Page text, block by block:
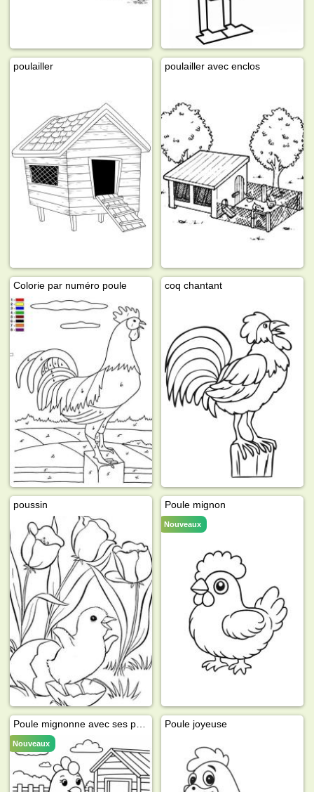
poulailler poulailler avec enclos
Colorie par numéro poule coq chantant
poussin Poule mignon
Nouveaux
Nouveaux
Poule joyeuse